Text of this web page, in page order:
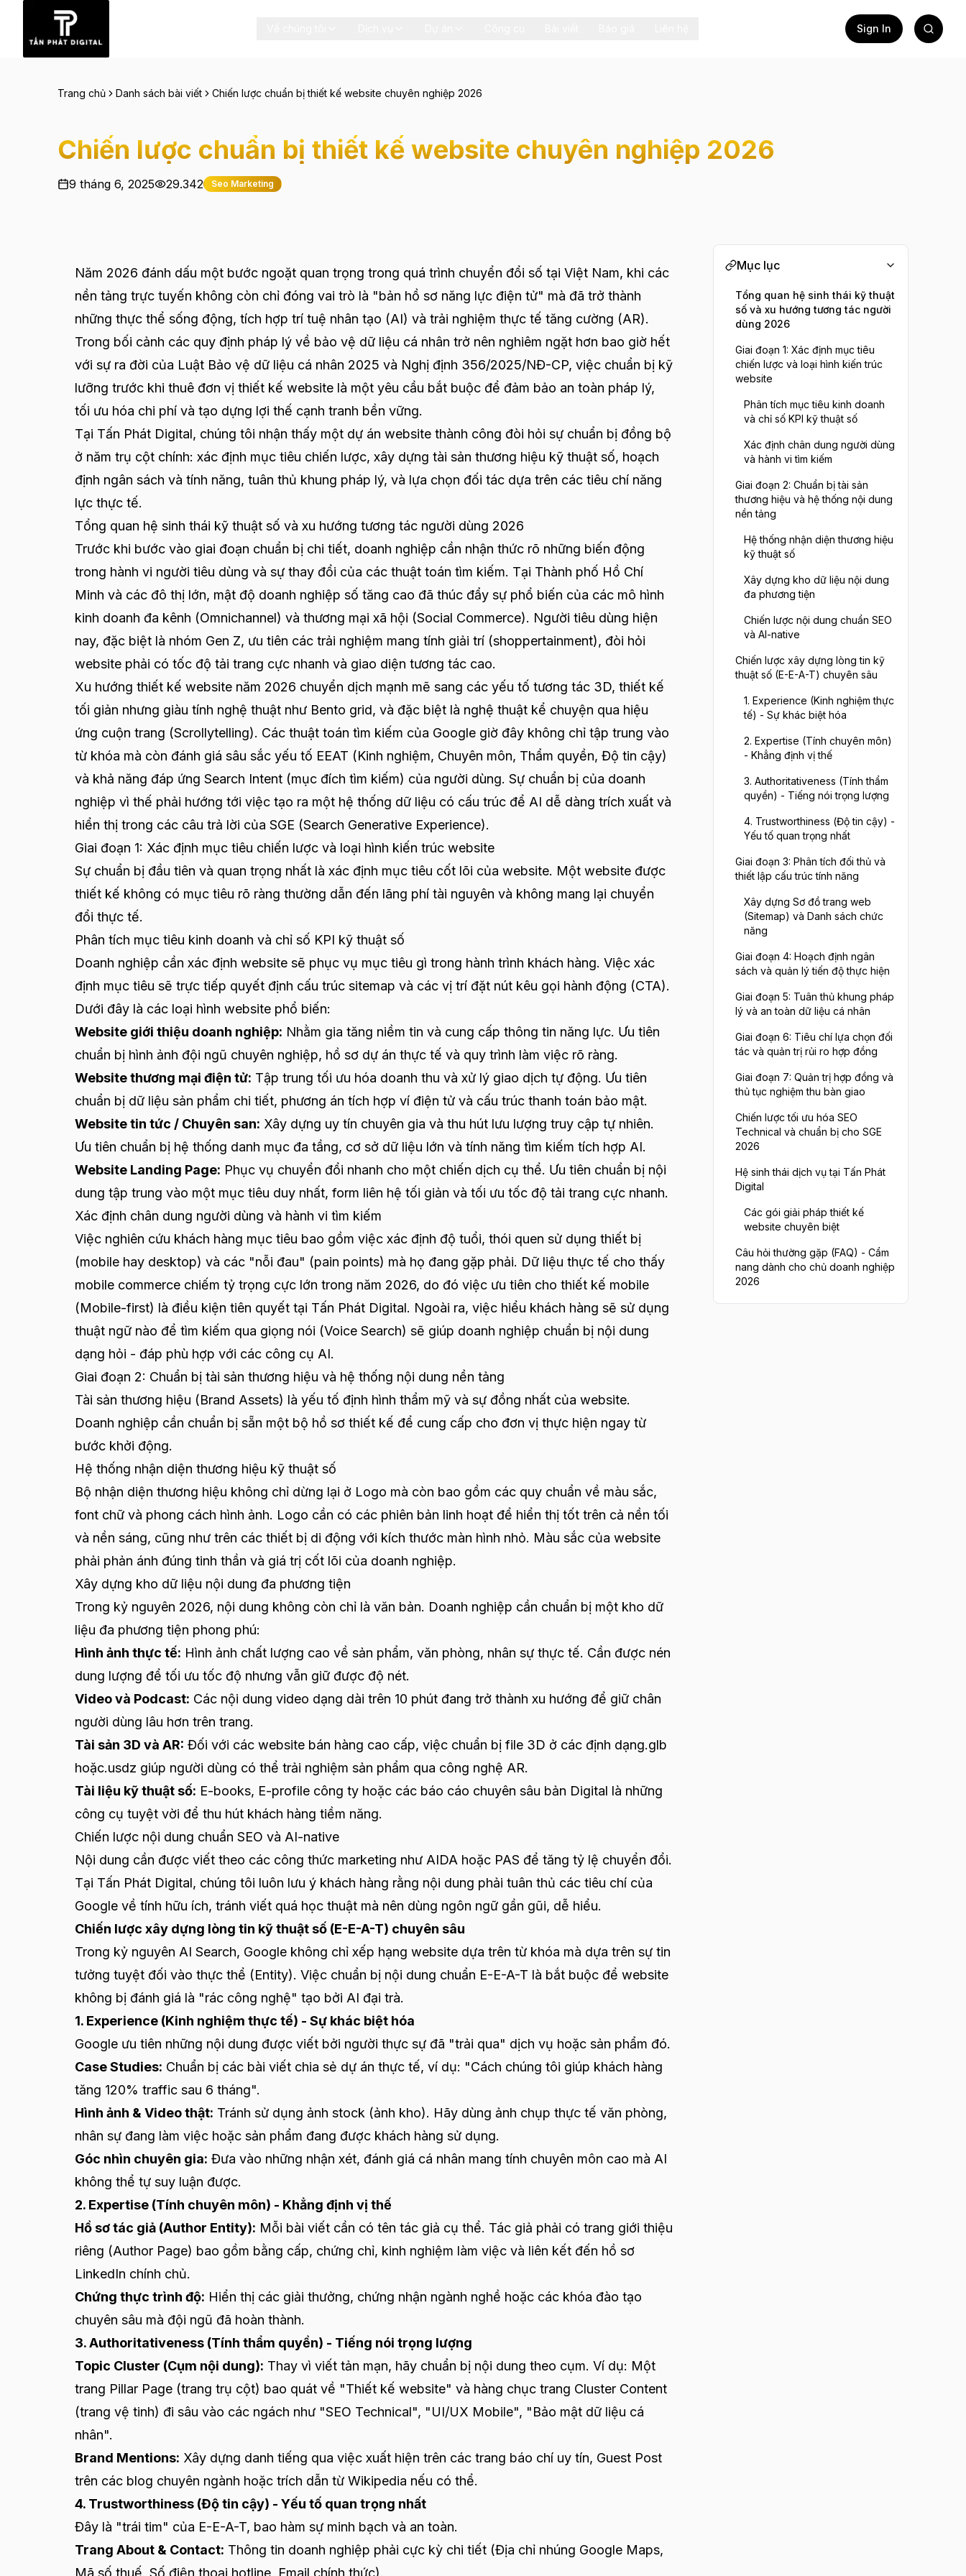
Sign In
Trang chủ Danh sách bài viết Chiến lược chuẩn bị thiết kế website chuyên nghiệp 2026
Chiến lược chuẩn bị thiết kế website chuyên nghiệp 2026
9 tháng 6, 2025 29.342 Seo Marketing
Năm 2026 đánh dấu một bước ngoặt quan trọng trong quá trình chuyển đổi số tại Việt Nam, khi các
nền tảng trực tuyến không còn chỉ đóng vai trò là "bản hồ sơ năng lực điện tử" mà đã trở thành
những thực thể sống động, tích hợp trí tuệ nhân tạo (AI) và trải nghiệm thực tế tăng cường (AR).
Trong bối cảnh các quy định pháp lý về bảo vệ dữ liệu cá nhân trở nên nghiêm ngặt hơn bao giờ hết
với sự ra đời của Luật Bảo vệ dữ liệu cá nhân 2025 và Nghị định 356/2025/NĐ-CP, việc chuẩn bị kỹ
lưỡng trước khi thuê đơn vị thiết kế website là một yêu cầu bắt buộc để đảm bảo an toàn pháp lý,
tối ưu hóa chi phí và tạo dựng lợi thế cạnh tranh bền vững.
Tại Tấn Phát Digital, chúng tôi nhận thấy một dự án website thành công đòi hỏi sự chuẩn bị đồng bộ
ở năm trụ cột chính: xác định mục tiêu chiến lược, xây dựng tài sản thương hiệu kỹ thuật số, hoạch
định ngân sách và tính năng, tuân thủ khung pháp lý, và lựa chọn đối tác dựa trên các tiêu chí năng
lực thực tế.
Tổng quan hệ sinh thái kỹ thuật số và xu hướng tương tác người dùng 2026
Trước khi bước vào giai đoạn chuẩn bị chi tiết, doanh nghiệp cần nhận thức rõ những biến động
trong hành vi người tiêu dùng và sự thay đổi của các thuật toán tìm kiếm. Tại Thành phố Hồ Chí
Minh và các đô thị lớn, mật độ doanh nghiệp số tăng cao đã thúc đẩy sự phổ biến của các mô hình
kinh doanh đa kênh (Omnichannel) và thương mại xã hội (Social Commerce). Người tiêu dùng hiện
nay, đặc biệt là nhóm Gen Z, ưu tiên các trải nghiệm mang tính giải trí (shoppertainment), đòi hỏi
website phải có tốc độ tải trang cực nhanh và giao diện tương tác cao.
Xu hướng thiết kế website năm 2026 chuyển dịch mạnh mẽ sang các yếu tố tương tác 3D, thiết kế
tối giản nhưng giàu tính nghệ thuật như Bento grid, và đặc biệt là nghệ thuật kể chuyện qua hiệu
ứng cuộn trang (Scrollytelling). Các thuật toán tìm kiếm của Google giờ đây không chỉ tập trung vào
từ khóa mà còn đánh giá sâu sắc yếu tố EEAT (Kinh nghiệm, Chuyên môn, Thẩm quyền, Độ tin cậy)
và khả năng đáp ứng Search Intent (mục đích tìm kiếm) của người dùng. Sự chuẩn bị của doanh
nghiệp vì thế phải hướng tới việc tạo ra một hệ thống dữ liệu có cấu trúc để AI dễ dàng trích xuất và
hiển thị trong các câu trả lời của SGE (Search Generative Experience).
Giai đoạn 1: Xác định mục tiêu chiến lược và loại hình kiến trúc website
Sự chuẩn bị đầu tiên và quan trọng nhất là xác định mục tiêu cốt lõi của website. Một website được
thiết kế không có mục tiêu rõ ràng thường dẫn đến lãng phí tài nguyên và không mang lại chuyển
đổi thực tế.
Phân tích mục tiêu kinh doanh và chỉ số KPI kỹ thuật số
Doanh nghiệp cần xác định website sẽ phục vụ mục tiêu gì trong hành trình khách hàng. Việc xác
định mục tiêu sẽ trực tiếp quyết định cấu trúc sitemap và các vị trí đặt nút kêu gọi hành động (CTA).
Dưới đây là các loại hình website phổ biến:
Website giới thiệu doanh nghiệp: Nhằm gia tăng niềm tin và cung cấp thông tin năng lực. Ưu tiên
chuẩn bị hình ảnh đội ngũ chuyên nghiệp, hồ sơ dự án thực tế và quy trình làm việc rõ ràng.
Website thương mại điện tử: Tập trung tối ưu hóa doanh thu và xử lý giao dịch tự động. Ưu tiên
chuẩn bị dữ liệu sản phẩm chi tiết, phương án tích hợp ví điện tử và cấu trúc thanh toán bảo mật.
Website tin tức / Chuyên san: Xây dựng uy tín chuyên gia và thu hút lưu lượng truy cập tự nhiên.
Ưu tiên chuẩn bị hệ thống danh mục đa tầng, cơ sở dữ liệu lớn và tính năng tìm kiếm tích hợp AI.
Website Landing Page: Phục vụ chuyển đổi nhanh cho một chiến dịch cụ thể. Ưu tiên chuẩn bị nội
dung tập trung vào một mục tiêu duy nhất, form liên hệ tối giản và tối ưu tốc độ tải trang cực nhanh.
Xác định chân dung người dùng và hành vi tìm kiếm
Việc nghiên cứu khách hàng mục tiêu bao gồm việc xác định độ tuổi, thói quen sử dụng thiết bị
(mobile hay desktop) và các "nỗi đau" (pain points) mà họ đang gặp phải. Dữ liệu thực tế cho thấy
mobile commerce chiếm tỷ trọng cực lớn trong năm 2026, do đó việc ưu tiên cho thiết kế mobile
(Mobile-first) là điều kiện tiên quyết tại Tấn Phát Digital. Ngoài ra, việc hiểu khách hàng sẽ sử dụng
thuật ngữ nào để tìm kiếm qua giọng nói (Voice Search) sẽ giúp doanh nghiệp chuẩn bị nội dung
dạng hỏi - đáp phù hợp với các công cụ AI.
Giai đoạn 2: Chuẩn bị tài sản thương hiệu và hệ thống nội dung nền tảng
Tài sản thương hiệu (Brand Assets) là yếu tố định hình thẩm mỹ và sự đồng nhất của website.
Doanh nghiệp cần chuẩn bị sẵn một bộ hồ sơ thiết kế để cung cấp cho đơn vị thực hiện ngay từ
bước khởi động.
Hệ thống nhận diện thương hiệu kỹ thuật số
Bộ nhận diện thương hiệu không chỉ dừng lại ở Logo mà còn bao gồm các quy chuẩn về màu sắc,
font chữ và phong cách hình ảnh. Logo cần có các phiên bản linh hoạt để hiển thị tốt trên cả nền tối
và nền sáng, cũng như trên các thiết bị di động với kích thước màn hình nhỏ. Màu sắc của website
phải phản ánh đúng tinh thần và giá trị cốt lõi của doanh nghiệp.
Xây dựng kho dữ liệu nội dung đa phương tiện
Trong kỷ nguyên 2026, nội dung không còn chỉ là văn bản. Doanh nghiệp cần chuẩn bị một kho dữ
liệu đa phương tiện phong phú:
Hình ảnh thực tế: Hình ảnh chất lượng cao về sản phẩm, văn phòng, nhân sự thực tế. Cần được nén
dung lượng để tối ưu tốc độ nhưng vẫn giữ được độ nét.
Video và Podcast: Các nội dung video dạng dài trên 10 phút đang trở thành xu hướng để giữ chân
người dùng lâu hơn trên trang.
Tài sản 3D và AR: Đối với các website bán hàng cao cấp, việc chuẩn bị file 3D ở các định dạng.glb
hoặc.usdz giúp người dùng có thể trải nghiệm sản phẩm qua công nghệ AR.
Tài liệu kỹ thuật số: E-books, E-profile công ty hoặc các báo cáo chuyên sâu bản Digital là những
công cụ tuyệt vời để thu hút khách hàng tiềm năng.
Chiến lược nội dung chuẩn SEO và AI-native
Nội dung cần được viết theo các công thức marketing như AIDA hoặc PAS để tăng tỷ lệ chuyển đổi.
Tại Tấn Phát Digital, chúng tôi luôn lưu ý khách hàng rằng nội dung phải tuân thủ các tiêu chí của
Google về tính hữu ích, tránh viết quá học thuật mà nên dùng ngôn ngữ gần gũi, dễ hiểu.
Chiến lược xây dựng lòng tin kỹ thuật số (E-E-A-T) chuyên sâu
Trong kỷ nguyên AI Search, Google không chỉ xếp hạng website dựa trên từ khóa mà dựa trên sự tin
tưởng tuyệt đối vào thực thể (Entity). Việc chuẩn bị nội dung chuẩn E-E-A-T là bắt buộc để website
không bị đánh giá là "rác công nghệ" tạo bởi AI đại trà.
1. Experience (Kinh nghiệm thực tế) - Sự khác biệt hóa
Google ưu tiên những nội dung được viết bởi người thực sự đã "trải qua" dịch vụ hoặc sản phẩm đó.
Case Studies: Chuẩn bị các bài viết chia sẻ dự án thực tế, ví dụ: "Cách chúng tôi giúp khách hàng
tăng 120% traffic sau 6 tháng".
Hình ảnh & Video thật: Tránh sử dụng ảnh stock (ảnh kho). Hãy dùng ảnh chụp thực tế văn phòng,
nhân sự đang làm việc hoặc sản phẩm đang được khách hàng sử dụng.
Góc nhìn chuyên gia: Đưa vào những nhận xét, đánh giá cá nhân mang tính chuyên môn cao mà AI
không thể tự suy luận được.
2. Expertise (Tính chuyên môn) - Khẳng định vị thế
Hồ sơ tác giả (Author Entity): Mỗi bài viết cần có tên tác giả cụ thể. Tác giả phải có trang giới thiệu
riêng (Author Page) bao gồm bằng cấp, chứng chỉ, kinh nghiệm làm việc và liên kết đến hồ sơ
LinkedIn chính chủ.
Chứng thực trình độ: Hiển thị các giải thưởng, chứng nhận ngành nghề hoặc các khóa đào tạo
chuyên sâu mà đội ngũ đã hoàn thành.
3. Authoritativeness (Tính thẩm quyền) - Tiếng nói trọng lượng
Topic Cluster (Cụm nội dung): Thay vì viết tản mạn, hãy chuẩn bị nội dung theo cụm. Ví dụ: Một
trang Pillar Page (trang trụ cột) bao quát về "Thiết kế website" và hàng chục trang Cluster Content
(trang vệ tinh) đi sâu vào các ngách như "SEO Technical", "UI/UX Mobile", "Bảo mật dữ liệu cá
nhân".
Brand Mentions: Xây dựng danh tiếng qua việc xuất hiện trên các trang báo chí uy tín, Guest Post
trên các blog chuyên ngành hoặc trích dẫn từ Wikipedia nếu có thể.
4. Trustworthiness (Độ tin cậy) - Yếu tố quan trọng nhất
Đây là "trái tim" của E-E-A-T, bao hàm sự minh bạch và an toàn.
Trang About & Contact: Thông tin doanh nghiệp phải cực kỳ chi tiết (Địa chỉ nhúng Google Maps,
Mã số thuế, Số điện thoại hotline, Email chính thức).
Mục lục
Tổng quan hệ sinh thái kỹ thuật
số và xu hướng tương tác người
dùng 2026
Giai đoạn 1: Xác định mục tiêu
chiến lược và loại hình kiến trúc
website
Phân tích mục tiêu kinh doanh
và chỉ số KPI kỹ thuật số
Xác định chân dung người dùng
và hành vi tìm kiếm
Giai đoạn 2: Chuẩn bị tài sản
thương hiệu và hệ thống nội dung
nền tảng
Hệ thống nhận diện thương hiệu
kỹ thuật số
Xây dựng kho dữ liệu nội dung
đa phương tiện
Chiến lược nội dung chuẩn SEO
và AI-native
Chiến lược xây dựng lòng tin kỹ
thuật số (E-E-A-T) chuyên sâu
1. Experience (Kinh nghiệm thực
tế) - Sự khác biệt hóa
2. Expertise (Tính chuyên môn)
- Khẳng định vị thế
3. Authoritativeness (Tính thẩm
quyền) - Tiếng nói trọng lượng
4. Trustworthiness (Độ tin cậy) -
Yếu tố quan trọng nhất
Giai đoạn 3: Phân tích đối thủ và
thiết lập cấu trúc tính năng
Xây dựng Sơ đồ trang web
(Sitemap) và Danh sách chức
năng
Giai đoạn 4: Hoạch định ngân
sách và quản lý tiến độ thực hiện
Giai đoạn 5: Tuân thủ khung pháp
lý và an toàn dữ liệu cá nhân
Giai đoạn 6: Tiêu chí lựa chọn đối
tác và quản trị rủi ro hợp đồng
Giai đoạn 7: Quản trị hợp đồng và
thủ tục nghiệm thu bàn giao
Chiến lược tối ưu hóa SEO
Technical và chuẩn bị cho SGE
2026
Hệ sinh thái dịch vụ tại Tấn Phát
Digital
Các gói giải pháp thiết kế
website chuyên biệt
Câu hỏi thường gặp (FAQ) - Cẩm
nang dành cho chủ doanh nghiệp
2026